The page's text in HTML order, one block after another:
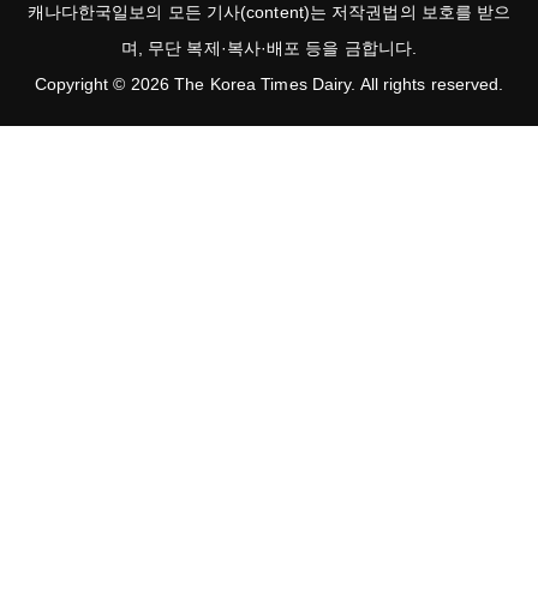
캐나다한국일보의 모든 기사(content)는 저작권법의 보호를 받으
며, 무단 복제·복사·배포 등을 금합니다.
Copyright © 2026 The Korea Times Dairy. All rights reserved.